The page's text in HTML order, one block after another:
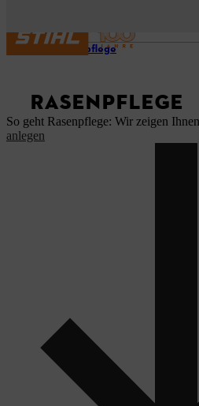
Gartenpflege
RASENPFLEGE
So geht Rasenpflege: Wir zeigen
anlegen